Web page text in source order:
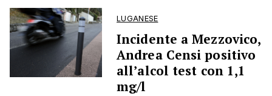
LUGANESE
Incidente a Mezzovico,
Andrea Censi positivo
all’alcol test con 1,1
mg/l